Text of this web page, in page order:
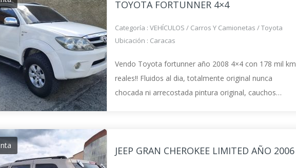
TOYOTA FORTUNNER 4×4
Categoría : VEHÍCULOS / Carros Y Camionetas /Toyota
Ubicación : Caracas
Vendo Toyota fortunner año 2008 4×4 con 178 mil km
reales!! Fluidos al dia, totalmente original nunca
chocada ni arrecostada pintura original, cauchos
JEEP GRAN CHEROKEE LIMITED AÑO 2006